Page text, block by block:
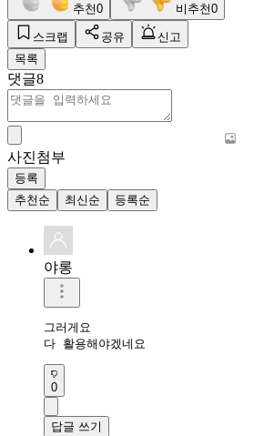
추천0 비추천0
스크랩 공유
신고
목록
댓글8
사진첨부
등록
추천순
최신순 등록순
야롱
그러게요
다 활용해야겠네요
0
답글 쓰기